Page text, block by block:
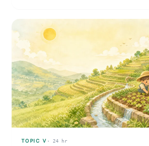
TOPIC V · 24 hr